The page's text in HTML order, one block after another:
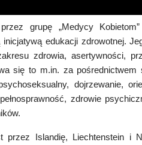
grupę „Medycy
inicjatywą edukacji zdrowotnej.
zdrowia, asertywności,
się to m.in. za pośrednictwem
dojrzewanie,
zdrowie
przez Islandię, Liechtenstein i